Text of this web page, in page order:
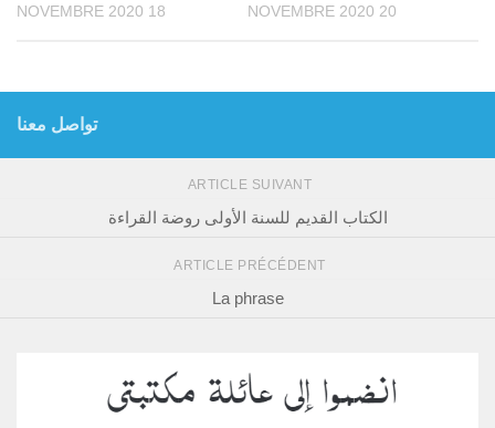
18 NOVEMBRE 2020 20 NOVEMBRE 2020
تواصل معنا
ARTICLE SUIVANT
الكتاب القديم للسنة الأولى روضة القراءة
ARTICLE PRÉCÉDENT
La phrase